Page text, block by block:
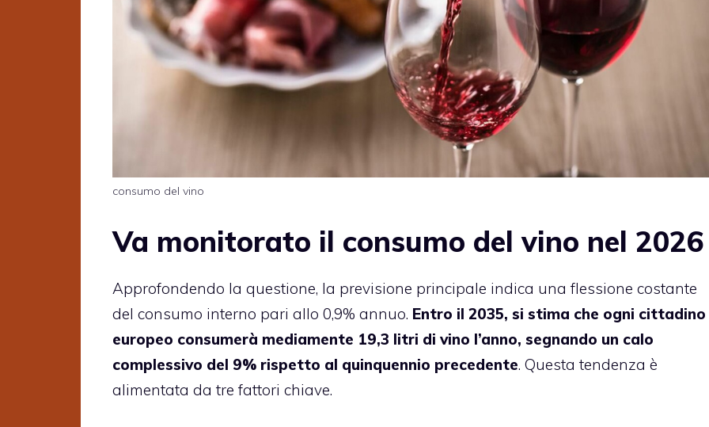
consumo del vino
Va monitorato il consumo del vino nel 2026
Approfondendo la questione, la previsione principale indica una flessione costante
del consumo interno pari allo 0,9% annuo. Entro il 2035, si stima che ogni cittadino
europeo consumerà mediamente 19,3 litri di vino l’anno, segnando un calo
complessivo del 9% rispetto al quinquennio precedente. Questa tendenza è
alimentata da tre fattori chiave.